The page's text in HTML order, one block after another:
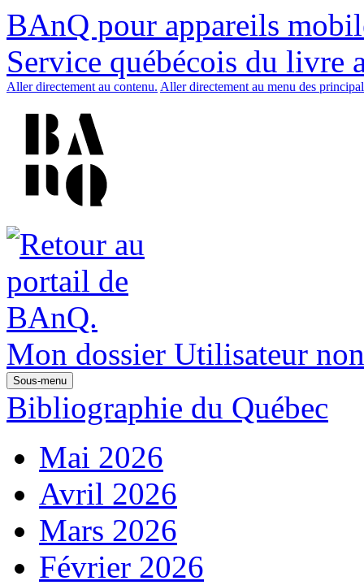
BAnQ pour appareils
Service québécois du livre
Aller directement au contenu. Aller directement au menu des
Mon dossier Utilisateur
Sous-menu
Bibliographie du Québec
Mai 2026
Avril 2026
Mars 2026
Février 2026